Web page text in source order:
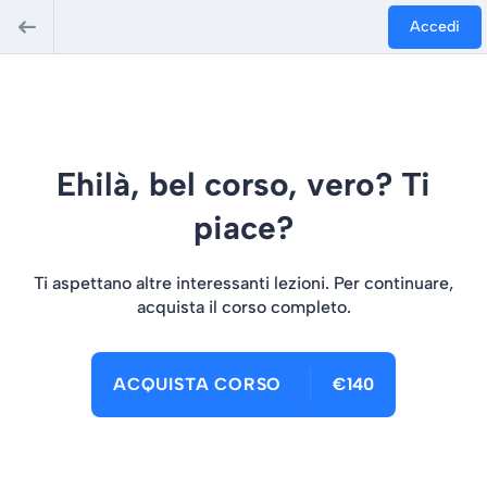
Accedi
Ehilà, bel corso, vero? Ti
piace?
Ti aspettano altre interessanti lezioni. Per continuare,
acquista il corso completo.
ACQUISTA CORSO €140